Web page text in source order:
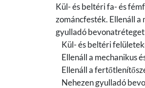
Kül- és beltéri fa- és
zománcfesték. Ellenáll
gyulladó
Kül- és beltéri
Ellenáll a mechanikus
Ellenáll a
Nehezen gyulladó